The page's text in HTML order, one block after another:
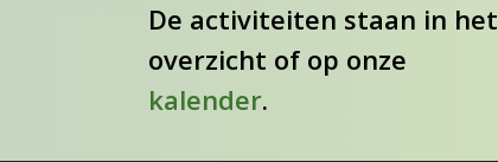
De activiteiten staan in het
overzicht of op onze
kalender.